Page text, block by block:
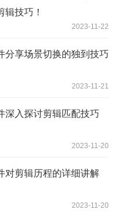
辑技巧！
2023-11-22
分享场景切换的独到技巧
2023-11-21
深入探讨剪辑匹配技巧
2023-11-20
对剪辑历程的详细讲解
2023-11-20